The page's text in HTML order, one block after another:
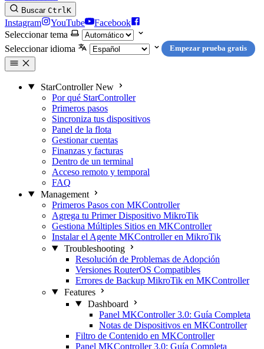
Buscar CtrlK
Instagram YouTube
Facebook
Seleccionar tema
Seleccionar idioma
Empezar prueba gratis
StarController New
Por qué StarController
Primeros pasos
Sincroniza tus dispositivos
Panel de la flota
Gestionar cuentas
Finanzas y facturas
Dentro de un terminal
Acceso remoto y temporal
FAQ
Management
Primeros Pasos con MKController
Agrega tu Primer Dispositivo MikroTik
Gestiona Múltiples Sitios en MKController
Instalar el Agente MKController en MikroTik
Troubleshooting
Resolución de Problemas de Adopción
Versiones RouterOS Compatibles
Errores de Backup MikroTik en MKController
Features
Dashboard
Panel MKController 3.0: Guía Completa
Notas de Dispositivos en MKController
Filtro de Contenido en MKController
Panel MKController 3.0: Guía Completa